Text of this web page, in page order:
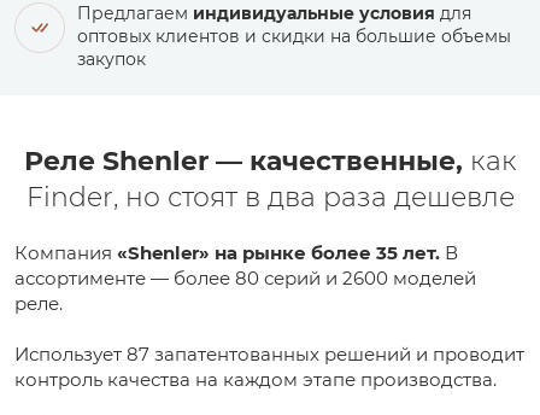
Предлагаем индивидуальные условия для
оптовых клиентов и скидки на большие объемы
закупок
Реле Shenler — качественные, как
Finder, но стоят в два раза дешевле
Компания «Shenler» на рынке более 35 лет. В
ассортименте — более 80 серий и 2600 моделей
реле.
Использует 87 запатентованных решений и проводит
контроль качества на каждом этапе производства.